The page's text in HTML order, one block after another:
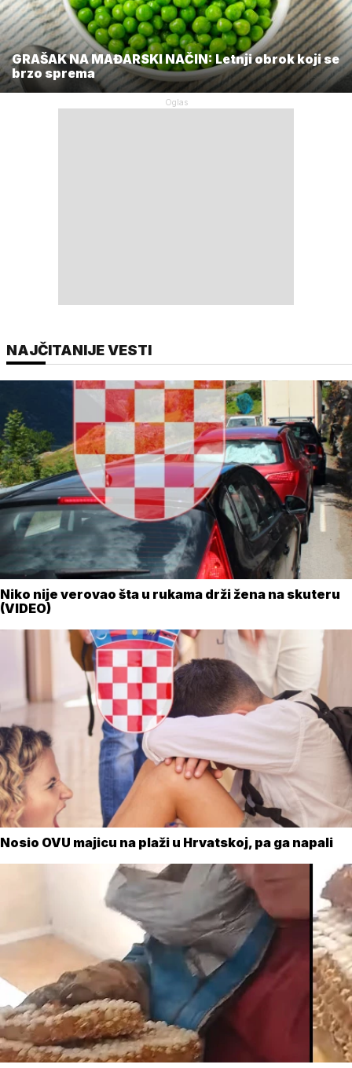
GRAŠAK NA MAĐARSKI NAČIN: Letnji obrok koji se
brzo sprema
NAJČITANIJE VESTI
Niko nije verovao šta u rukama drži žena na skuteru
(VIDEO)
Nosio OVU majicu na plaži u Hrvatskoj, pa ga napali